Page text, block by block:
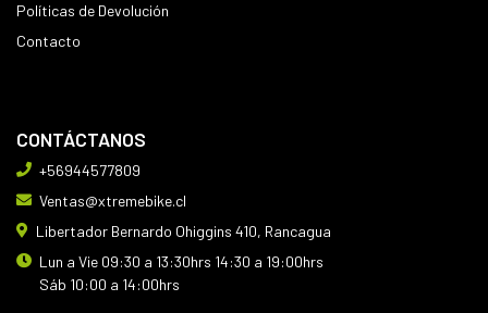
Políticas de Devolución
Contacto
CONTÁCTANOS
+56944577809
Ventas@xtremebike.cl
Libertador Bernardo Ohiggins 410, Rancagua
Lun a Vie 09:30 a 13:30hrs 14:30 a 19:00hrs
Sáb 10:00 a 14:00hrs